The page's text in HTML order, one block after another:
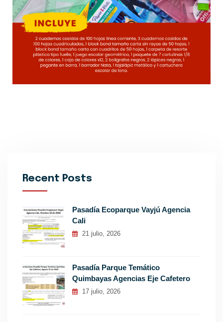
Recent Posts
Pasadía Ecoparque Vayjú Agencia
Cali
21 julio, 2026
Pasadía Parque Temático
Quimbayas Agencias Eje Cafetero
17 julio, 2026